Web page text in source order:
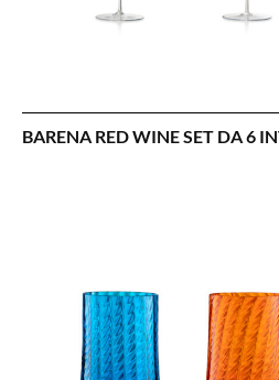
BARENA RED WINE SET DA 6